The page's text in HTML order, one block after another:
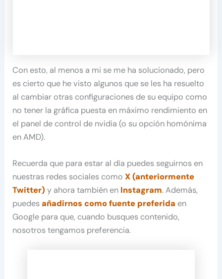
Con esto, al menos a mi se me ha solucionado, pero
es cierto que he visto algunos que se les ha resuelto
al cambiar otras configuraciones de su equipo como
no tener la gráfica puesta en máximo rendimiento en
el panel de control de nvidia (o su opción homónima
en AMD).
Recuerda que para estar al día puedes seguirnos en
nuestras redes sociales comoX (anteriormente
Twitter) y ahora también en Instagram. Además,
puedesañadirnos como fuente preferida en
Google para que, cuando busques contenido,
nosotros tengamos preferencia.